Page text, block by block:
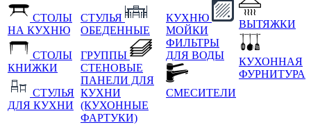
СТОЛЫ
НА КУХНЮ
СТОЛЫ
КНИЖКИ
СТУЛЬЯ
ДЛЯ КУХНИ
СТУЛЬЯ
ОБЕДЕННЫЕ
ГРУППЫ
СТЕНОВЫЕ
ПАНЕЛИ ДЛЯ
КУХНИ
(КУХОННЫЕ
ФАРТУКИ)
КУХНЮ
МОЙКИ
ФИЛЬТРЫ
ДЛЯ ВОДЫ
СМЕСИТЕЛИ
ВЫТЯЖКИ
КУХОННАЯ
ФУРНИТУРА